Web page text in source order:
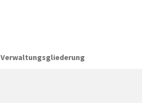
Verwaltungsgliederung